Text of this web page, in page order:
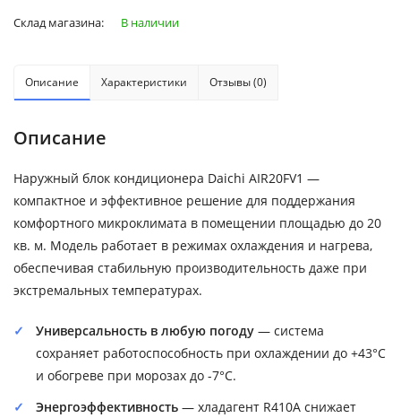
Склад магазина: В наличии
Описание Характеристики Отзывы (0)
Описание
Наружный блок кондиционера Daichi AIR20FV1 —
компактное и эффективное решение для поддержания
комфортного микроклимата в помещении площадью до 20
кв. м. Модель работает в режимах охлаждения и нагрева,
обеспечивая стабильную производительность даже при
экстремальных температурах.
Универсальность в любую погоду — система
сохраняет работоспособность при охлаждении до +43°C
и обогреве при морозах до -7°C.
Энергоэффективность — хладагент R410A снижает